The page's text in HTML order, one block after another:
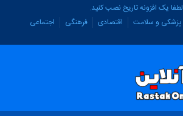
لطفا یک افزونه تاریخ نصب کنید.
پزشکی و سلامت اقتصادی فرهنگی
اجتماعی